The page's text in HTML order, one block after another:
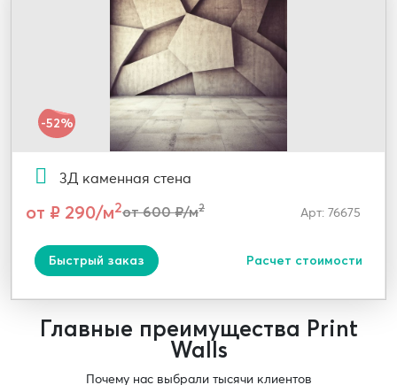
-52%
3Д каменная стена
от ₽ 290/м2от 600 ₽/м2 Арт: 76675
Быстрый заказ Расчет стоимости
Главные преимущества Print
Walls
Почему нас выбрали тысячи клиентов